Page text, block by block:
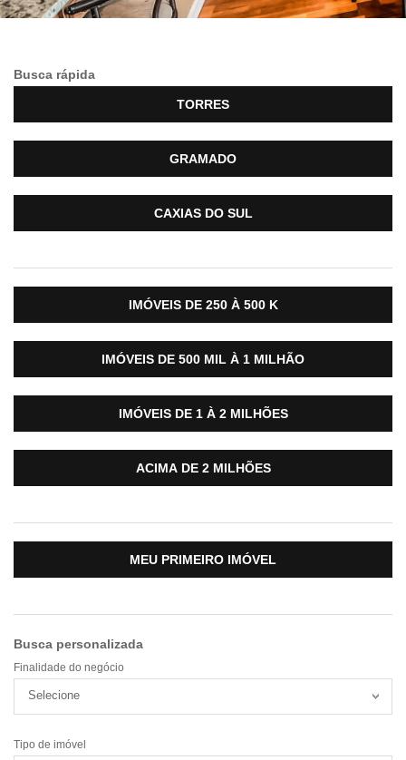
Busca rápida
TORRES
GRAMADO
CAXIAS DO SUL
IMÓVEIS DE 250 À 500 K
IMÓVEIS DE 500 MIL À 1 MILHÃO
IMÓVEIS DE 1 À 2 MILHÕES
ACIMA DE 2 MILHÕES
MEU PRIMEIRO IMÓVEL
Busca personalizada
Finalidade do negócio
Selecione
Tipo de imóvel